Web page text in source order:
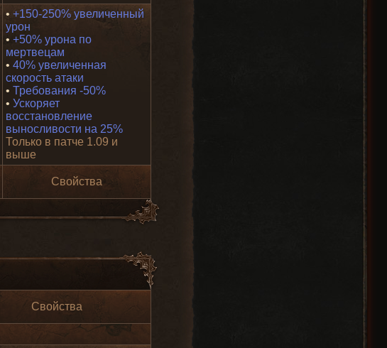
• +150-250% увеличенный
урон
• +50% урона по
мертвецам
• 40% увеличенная
скорость атаки
• Требования -50%
• Ускоряет
восстановление
выносливости на 25%
Только в патче 1.09 и
выше
Свойства
Свойства